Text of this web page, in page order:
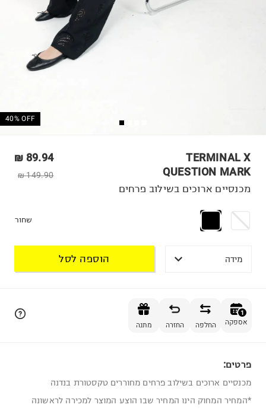
40% OFF
TERMINAL X
QUESTION MARK
89.94 ₪
149.90 ₪
מכנסיים ארוכים בשילוב פרחים
שחור
מידה הוספה לסל
1
אספקה החלפה החזרה מתנה
פרטים:
מכנסיים ארוכים בשילוב פרחים מחוררים טקסטורת בנדנה
*המחיר המחוק הינו המחיר שבו הוצע המוצר למכירה לראשונה